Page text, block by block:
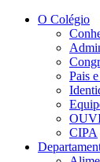
Conteúdo principal
O Colégio
Pais
CIPA